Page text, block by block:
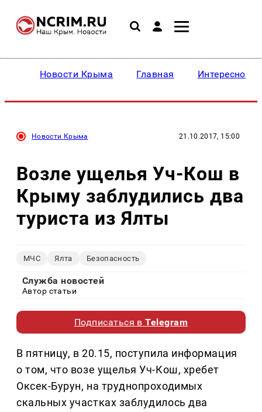
Новости Крыма Главная Интересное
Новости Крыма 21.10.2017, 15:00
Возле ущелья Уч-Кош в
Крыму заблудились два
туриста из Ялты
МЧС Ялта Безопасность
Служба новостей
Автор статьи
Подписаться вTelegram
В пятницу, в 20.15, поступила информация
о том, что возе ущелья Уч-Кош, хребет
Оксек-Бурун, на труднопроходимых
скальных участках заблудилось два